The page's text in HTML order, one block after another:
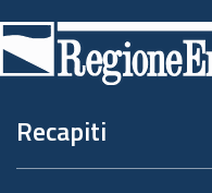
di
pagina
Recapiti